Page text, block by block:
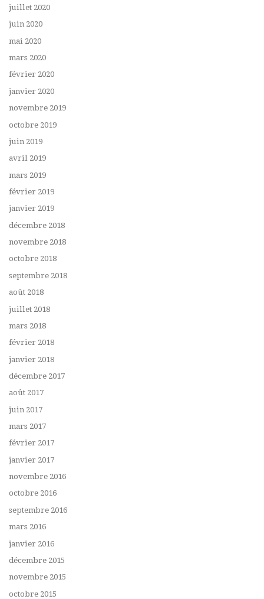
juillet 2020
juin 2020
mai 2020
mars 2020
février 2020
janvier 2020
novembre 2019
octobre 2019
juin 2019
avril 2019
mars 2019
février 2019
janvier 2019
décembre 2018
novembre 2018
octobre 2018
septembre 2018
août 2018
juillet 2018
mars 2018
février 2018
janvier 2018
décembre 2017
août 2017
juin 2017
mars 2017
février 2017
janvier 2017
novembre 2016
octobre 2016
septembre 2016
mars 2016
janvier 2016
décembre 2015
novembre 2015
octobre 2015